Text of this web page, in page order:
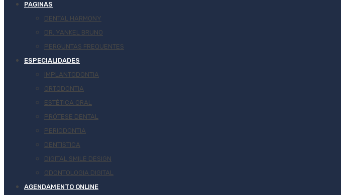
PAGINAS
DENTAL HARMONY
DR. YANKEL BRUNO
PERGUNTAS FREQUENTES
ESPECIALIDADES
IMPLANTODONTIA
ORTODONTIA
ESTÉTICA ORAL
PRÓTESE DENTAL
PERIODONTIA
DENTISTICA
DIGITAL SMILE DESIGN
ODONTOLOGIA DIGITAL
AGENDAMENTO ONLINE